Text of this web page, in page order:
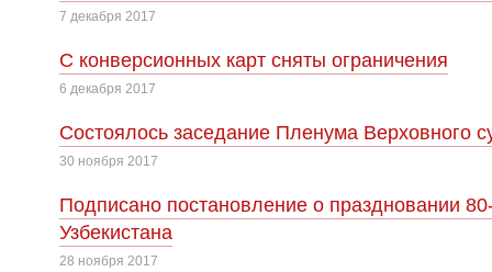
7 декабря 2017
С конверсионных карт сняты ограничения
6 декабря 2017
Cостоялось заседание Пленума Верховного
30 ноября 2017
Подписано постановление о праздновании
Узбекистана
28 ноября 2017